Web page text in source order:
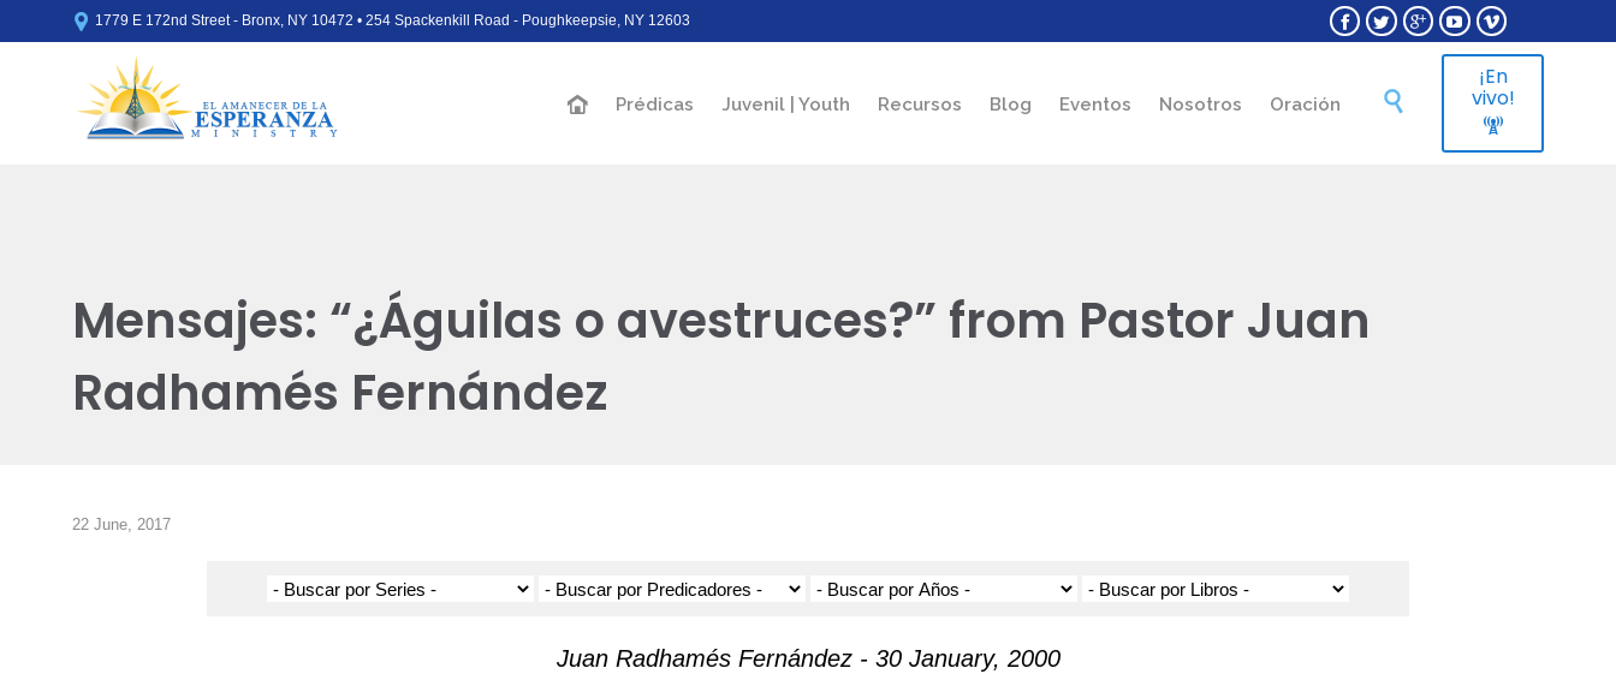
 1779 E 172nd Street - Bronx, NY 10472 • 254 Spackenkill Road - Poughkeepsie, NY 12603     
Skip
Prédicas Juvenil | Youth Recursos Blog Eventos Nosotros Oración 
¡En
vivo!

Mensajes: “¿Águilas o avestruces?” from Pastor Juan
Radhamés Fernández
22 June, 2017
Juan Radhamés Fernández - 30 January, 2000